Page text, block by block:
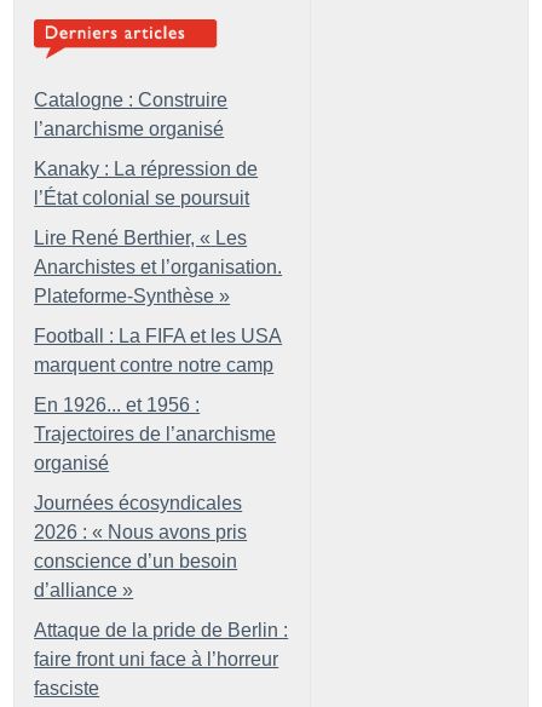
Catalogne : Construire
l’anarchisme organisé
Kanaky : La répression de
l’État colonial se poursuit
Lire René Berthier, « Les
Anarchistes et l’organisation.
Plateforme-Synthèse »
Football : La FIFA et les USA
marquent contre notre camp
En 1926... et 1956 :
Trajectoires de l’anarchisme
organisé
Journées écosyndicales
2026 : « Nous avons pris
conscience d’un besoin
d’alliance »
Attaque de la pride de Berlin :
faire front uni face à l’horreur
fasciste